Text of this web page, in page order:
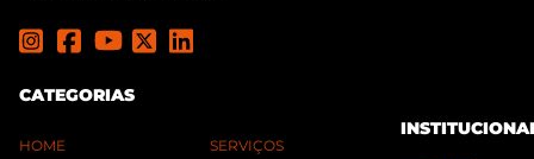
CATEGORIAS
HOME SERVIÇOS